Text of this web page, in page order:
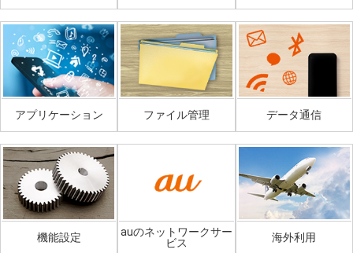
アプリケーション ファイル管理 データ通信
機能設定
auのネットワークサー
ビス
海外利用